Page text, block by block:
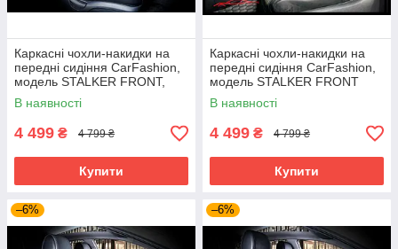
Каркасні чохли-накидки на
передні сидіння CarFashion,
модель STALKER FRONT,
чорний/червоний
В наявності
4 499 ₴ 4 799 ₴
Купити
Каркасні чохли-накидки на
передні сидіння CarFashion,
модель STALKER FRONT
В наявності
4 499 ₴ 4 799 ₴
Купити
–6% –6%